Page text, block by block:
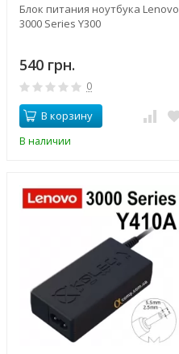
Блок питания ноутбука Lenovo
3000 Series Y300
540 грн.
0
В корзину
В наличии